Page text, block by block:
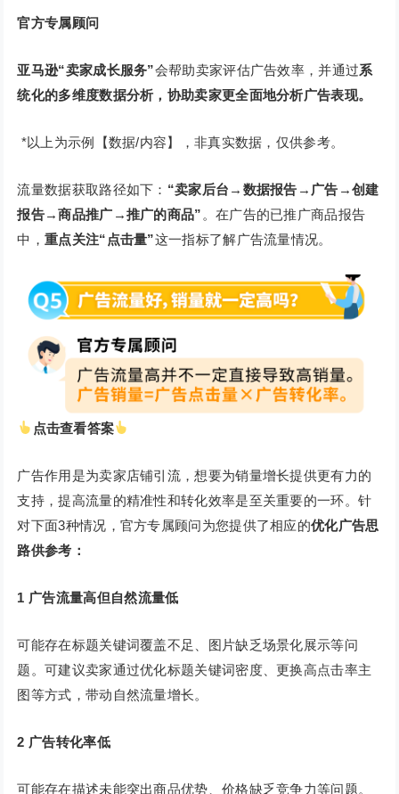
官方专属顾问
亚马逊“卖家成长服务”会帮助卖家评估广告效率，并通过系
统化的多维度数据分析，协助卖家更全面地分析广告表现。
*以上为示例【数据/内容】，非真实数据，仅供参考。
流量数据获取路径如下： “卖家后台→数据报告→广告→创建
报告→商品推广→推广的商品” 。在广告的已推广商品报告
中，重点关注“点击量”这一指标了解广告流量情况。
点击查看答案
广告作用是为卖家店铺引流，想要为销量增长提供更有力的
支持，提高流量的精准性和转化效率是至关重要的一环。针
对下面3种情况，官方专属顾问为您提供了相应的优化广告思
路供参考：
1 广告流量高但自然流量低
可能存在标题关键词覆盖不足、图片缺乏场景化展示等问
题。可建议卖家通过优化标题关键词密度、更换高点击率主
图等方式，带动自然流量增长。
2 广告转化率低
可能存在描述未能突出商品优势、价格缺乏竞争力等问题。